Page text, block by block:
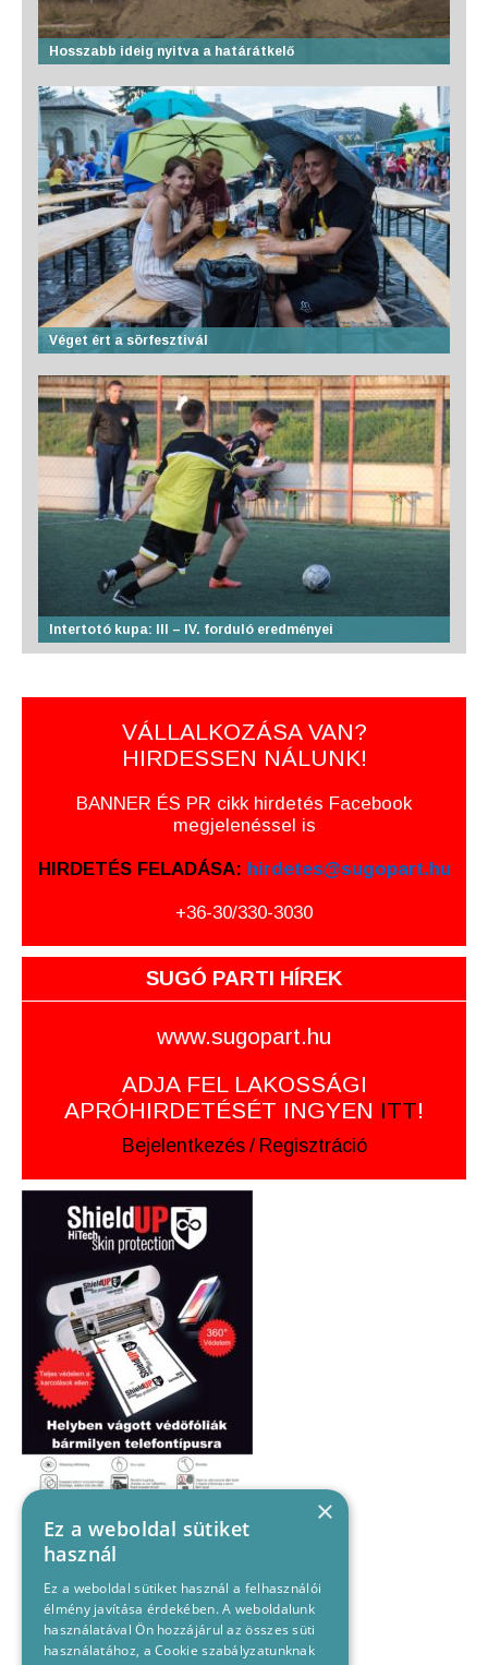
Hosszabb ideig nyitva a határátkelő
Véget ért a sörfesztivál
Intertotó kupa: III – IV. forduló eredményei
VÁLLALKOZÁSA VAN?
HIRDESSEN NÁLUNK!
BANNER ÉS PR cikk hirdetés Facebook
megjelenéssel is
HIRDETÉS FELADÁSA: hirdetes@sugopart.hu
+36-30/330-3030
SUGÓ PARTI HÍREK
www.sugopart.hu
ADJA FEL LAKOSSÁGI
APRÓHIRDETÉSÉT INGYEN ITT!
Bejelentkezés / Regisztráció
×
Ez a weboldal sütiket
használ
Ez a weboldal sütiket használ a felhasználói
élmény javítása érdekében. A weboldalunk
használatával Ön hozzájárul az összes süti
használatához, a Cookie szabályzatunknak